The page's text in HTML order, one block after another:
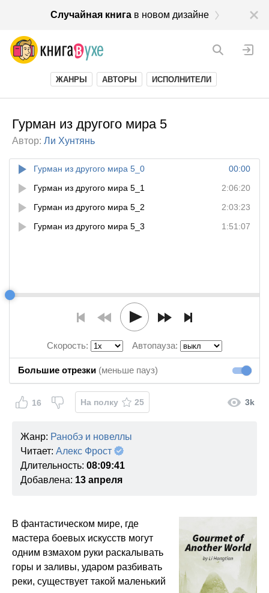
Случайная книгав новом дизайне
ЖАНРЫ АВТОРЫ ИСПОЛНИТЕЛИ
Гурман из другого мира 5
Автор: Ли Хунтянь
00:00
Гурман из другого мира 5_0
2:06:20
Гурман из другого мира 5_1
2:03:23
Гурман из другого мира 5_2
1:51:07
Гурман из другого мира 5_3
Скорость: Автопауза:
Большие отрезки (меньше пауз)
16 На полку 25 3k
Жанр: Ранобэ и новеллы
Читает: Алекс Фрост
Длительность: 08:09:41
Добавлена: 13 апреля
В фантастическом мире, где
мастера боевых искусств могут
одним взмахом руки раскалывать
горы и заливы, ударом разбивать
реки, существует такой маленький